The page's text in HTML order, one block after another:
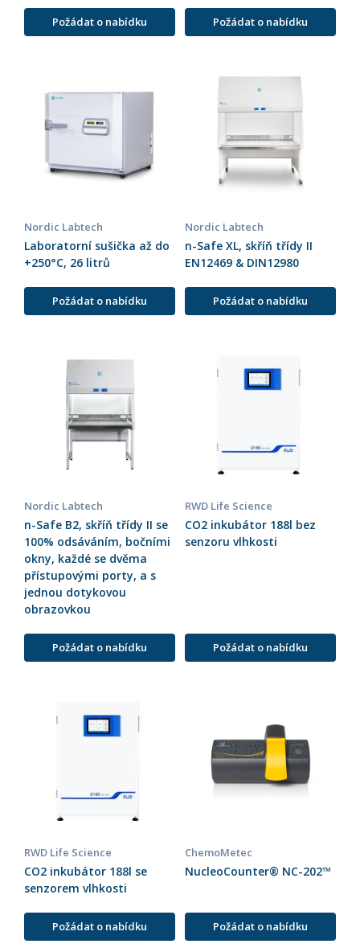
Požádat o nabídku Požádat o nabídku
Nordic Labtech
Laboratorní sušička až do
+250°C, 26 litrů
Požádat o nabídku
Nordic Labtech
n-Safe XL, skříň třídy II
EN12469 & DIN12980
Požádat o nabídku
Nordic Labtech
n-Safe B2, skříň třídy II se
100% odsáváním, bočními
okny, každé se dvěma
přístupovými porty, a s
jednou dotykovou
obrazovkou
Požádat o nabídku
RWD Life Science
CO2 inkubátor 188l bez
senzoru vlhkosti
Požádat o nabídku
RWD Life Science
CO2 inkubátor 188l se
senzorem vlhkosti
Požádat o nabídku
ChemoMetec
NucleoCounter® NC-202™
Požádat o nabídku